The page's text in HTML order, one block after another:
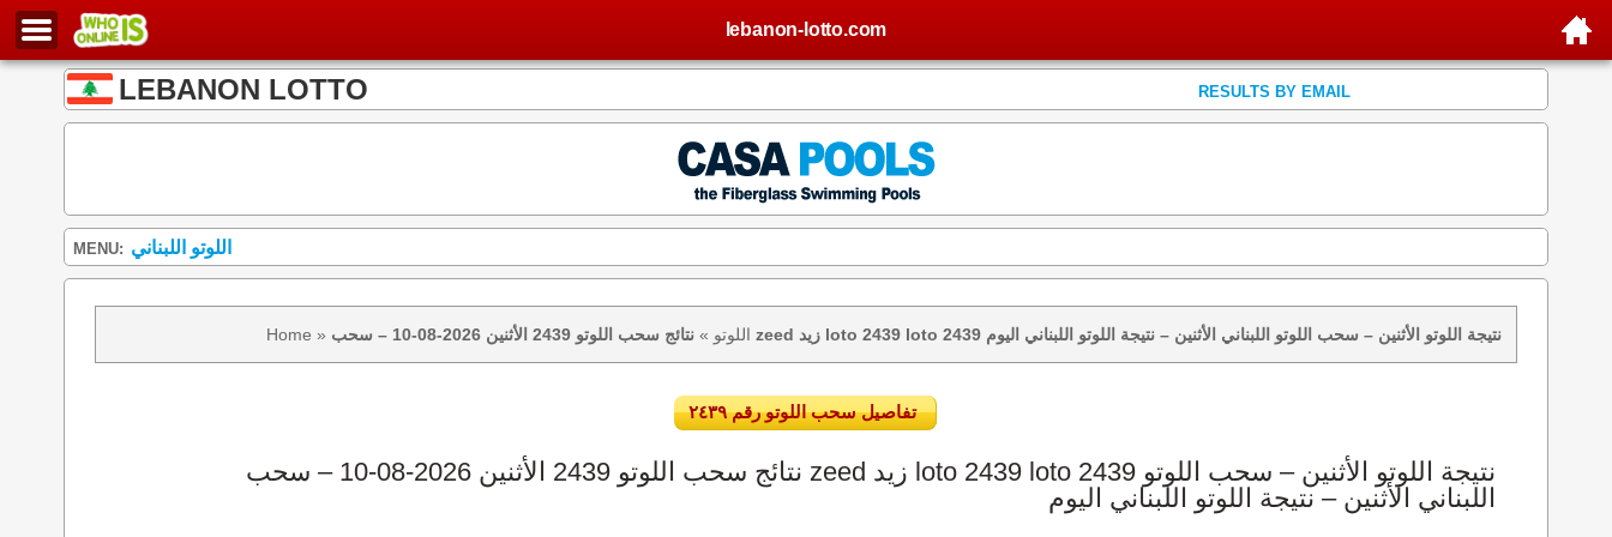
lebanon-lotto.com
LEBANON LOTTO RESULTS BY EMAIL
MENU: اللوتو اللبناني
Home » اللوتو » نتائج سحب اللوتو 2439 الأثنين 2026-08-10 – سحب zeed زيد loto 2439 loto 2439 نتيجة اللوتو الأثنين – سحب اللوتو اللبناني الأثنين – نتيجة اللوتو اللبناني اليوم
تفاصيل سحب اللوتو رقم ٢٤٣٩
نتائج سحب اللوتو 2439 الأثنين 2026-08-10 – سحب zeed زيد loto 2439 loto 2439 نتيجة اللوتو الأثنين – سحب اللوتو
اللبناني الأثنين – نتيجة اللوتو اللبناني اليوم